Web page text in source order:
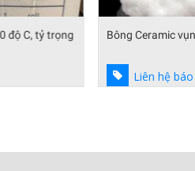
Bông Ceramic vụn/rời 1260 độ C
Liên hệ báo giá